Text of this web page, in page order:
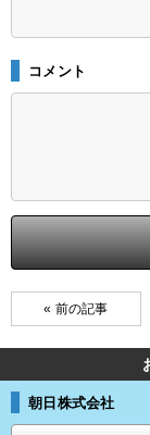
コメント
« 前の記事
朝日株式会社